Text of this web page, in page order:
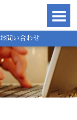
お問い合わせ